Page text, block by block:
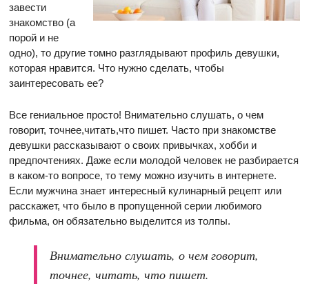
завести
знакомство (а
порой и не
одно), то другие томно разглядывают профиль девушки,
которая нравится. Что нужно сделать, чтобы
заинтересовать ее?
Все гениальное просто! Внимательно слушать, о чем
говорит, точнее,читать,что пишет. Часто при знакомстве
девушки рассказывают о своих привычках, хобби и
предпочтениях. Даже если молодой человек не разбирается
в каком-то вопросе, то тему можно изучить в интернете.
Если мужчина знает интересный кулинарный рецепт или
расскажет, что было в пропущенной серии любимого
фильма, он обязательно выделится из толпы.
Внимательно слушать, о чем говорит,
точнее, читать, что пишет.